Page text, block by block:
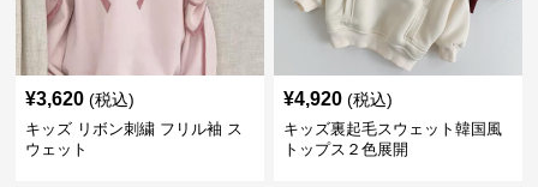
¥3,620 (税込)
キッズ リボン刺繍 フリル袖 ス
ウェット
¥4,920 (税込)
キッズ裏起毛スウェット韓国風
トップス２色展開